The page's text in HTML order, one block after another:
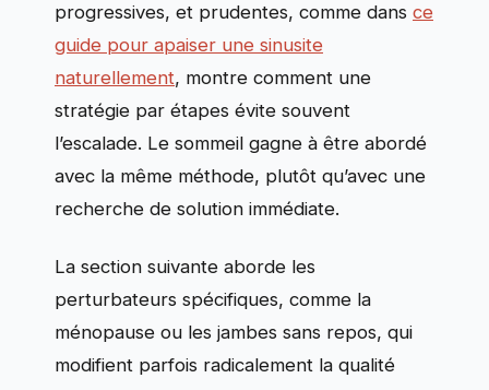
progressives, et prudentes, comme dans ce
guide pour apaiser une sinusite
naturellement, montre comment une
stratégie par étapes évite souvent
l’escalade. Le sommeil gagne à être abordé
avec la même méthode, plutôt qu’avec une
recherche de solution immédiate.
La section suivante aborde les
perturbateurs spécifiques, comme la
ménopause ou les jambes sans repos, qui
modifient parfois radicalement la qualité